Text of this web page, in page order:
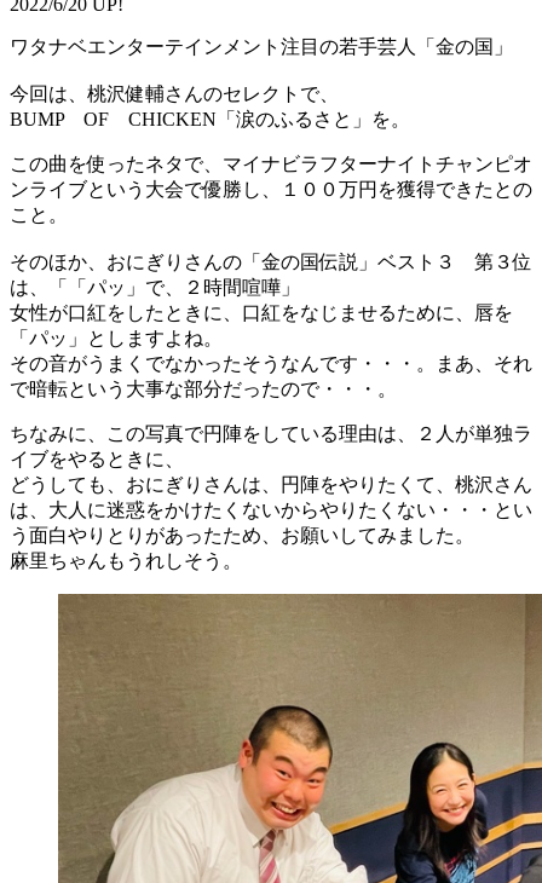
2022/6/20 UP!
ワタナベエンターテインメント注目の若手芸人「金の国」
今回は、桃沢健輔さんのセレクトで、
BUMP OF CHICKEN「涙のふるさと」を。
この曲を使ったネタで、マイナビラフターナイトチャンピオ
ンライブという大会で優勝し、１００万円を獲得できたとの
こと。
そのほか、おにぎりさんの「金の国伝説」ベスト３ 第３位
は、「「パッ」で、２時間喧嘩」
女性が口紅をしたときに、口紅をなじませるために、唇を
「パッ」としますよね。
その音がうまくでなかったそうなんです・・・。まあ、それ
で暗転という大事な部分だったので・・・。
ちなみに、この写真で円陣をしている理由は、２人が単独ラ
イブをやるときに、
どうしても、おにぎりさんは、円陣をやりたくて、桃沢さん
は、大人に迷惑をかけたくないからやりたくない・・・とい
う面白やりとりがあったため、お願いしてみました。
麻里ちゃんもうれしそう。